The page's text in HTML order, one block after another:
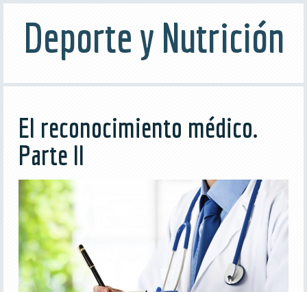
Deporte y Nutrición
El reconocimiento médico.
Parte II